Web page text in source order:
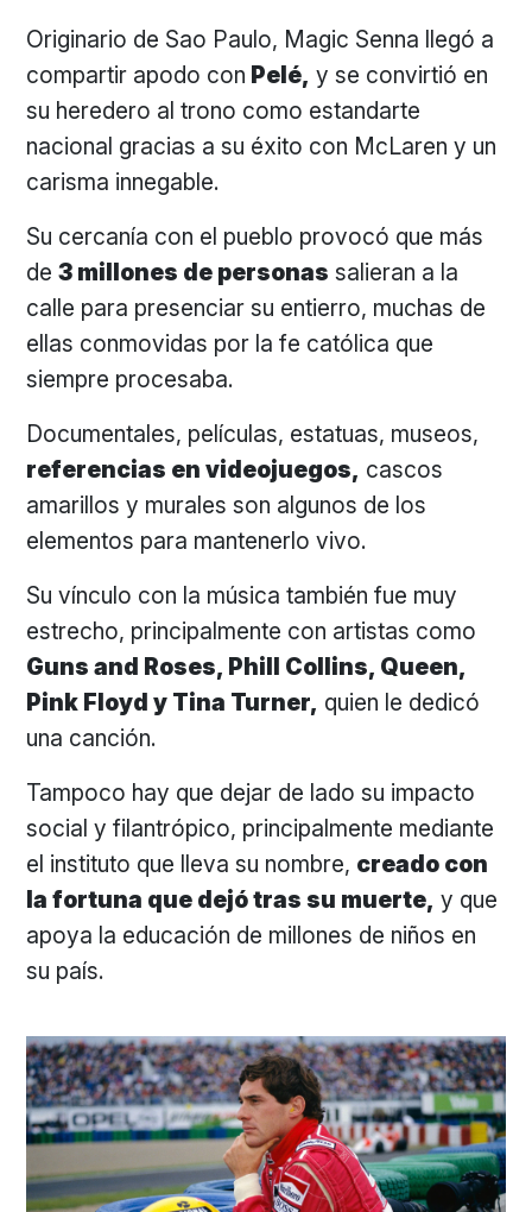
Originario de Sao Paulo, Magic Senna llegó a
compartir apodo con Pelé, y se convirtió en
su heredero al trono como estandarte
nacional gracias a su éxito con McLaren y un
carisma innegable.
Su cercanía con el pueblo provocó que más
de3 millones de personas salieran a la
calle para presenciar su entierro, muchas de
ellas conmovidas por la fe católica que
siempre procesaba.
Documentales, películas, estatuas, museos,
referencias en videojuegos, cascos
amarillos y murales son algunos de los
elementos para mantenerlo vivo.
Su vínculo con la música también fue muy
estrecho, principalmente con artistas como
Guns and Roses, Phill Collins, Queen,
Pink Floyd y Tina Turner, quien le dedicó
una canción.
Tampoco hay que dejar de lado su impacto
social y filantrópico, principalmente mediante
el instituto que lleva su nombre, creado con
la fortuna que dejó tras su muerte, y que
apoya la educación de millones de niños en
su país.